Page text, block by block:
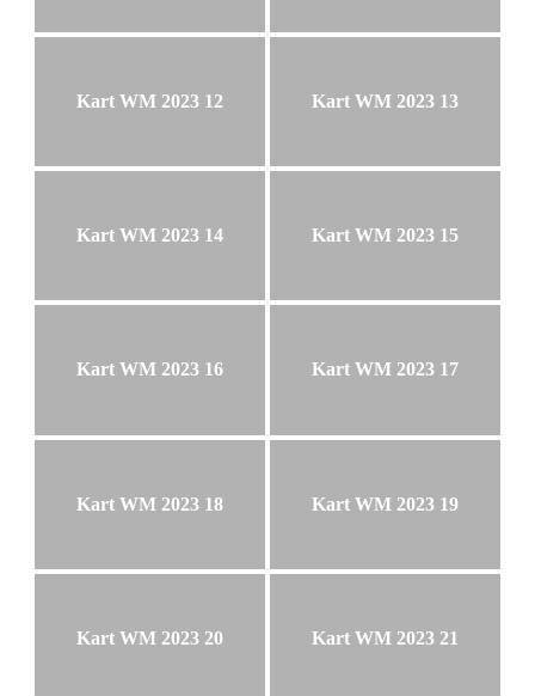
Kart WM 2023 12 Kart WM 2023 13
Kart WM 2023 14 Kart WM 2023 15
Kart WM 2023 16 Kart WM 2023 17
Kart WM 2023 18 Kart WM 2023 19
Kart WM 2023 20 Kart WM 2023 21